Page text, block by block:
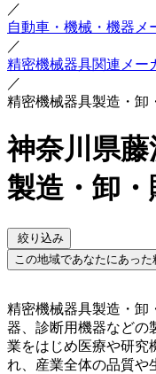
／
自動車・機械・機器メ
／
精密機械器具関連メー
／
精密機械器具製造・卸
神奈川県
製造・卸
絞り込み
この地域であなたにあっ
精密機械器具製造・卸
器、診断用機器などの
業をはじめ医療や研究
れ、産業全体の品質や